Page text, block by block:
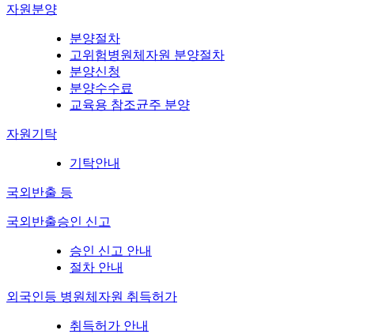
자원분양
분양절차
고위험병원체자원 분양절차
분양신청
분양수수료
교육용 참조균주 분양
자원기탁
기탁안내
국외반출 등
국외반출승인 신고
승인 신고 안내
절차 안내
외국인등 병원체자원 취득허가
취득허가 안내